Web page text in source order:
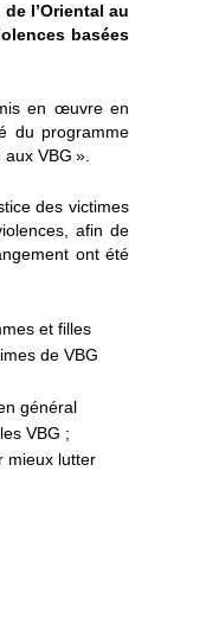
l’Oriental au
basées
en œuvre en
du programme
VBG ».
des victimes
afin de
ont été
et filles
de VBG
général
VBG ;
mieux lutter